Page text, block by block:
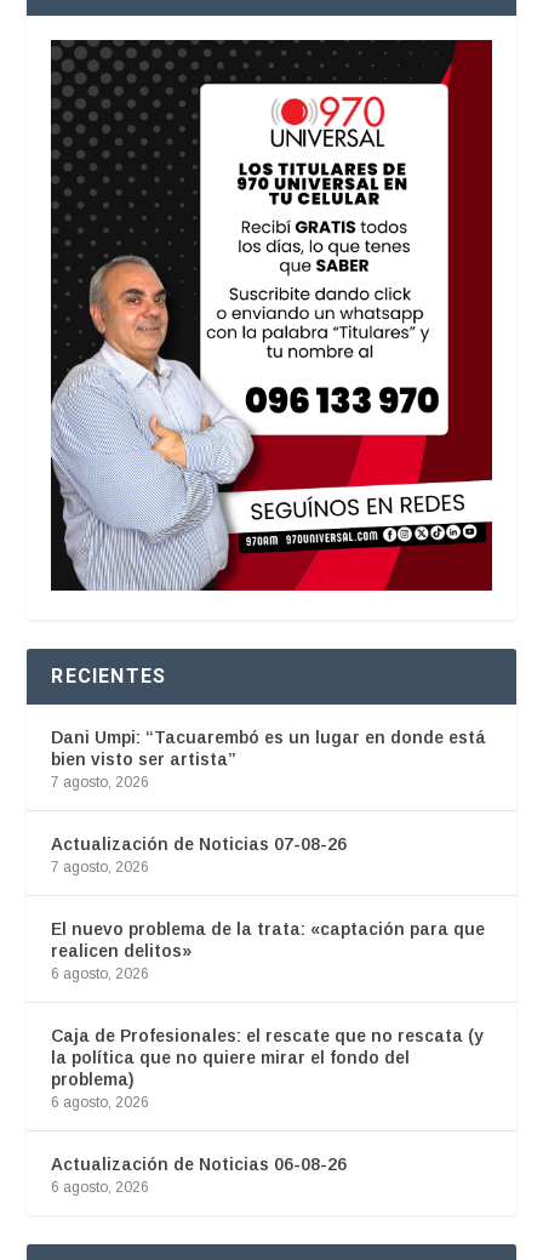
RECIENTES
Dani Umpi: “Tacuarembó es un lugar en donde está
bien visto ser artista”
7 agosto, 2026
Actualización de Noticias 07-08-26
7 agosto, 2026
El nuevo problema de la trata: «captación para que
realicen delitos»
6 agosto, 2026
Caja de Profesionales: el rescate que no rescata (y
la política que no quiere mirar el fondo del
problema)
6 agosto, 2026
Actualización de Noticias 06-08-26
6 agosto, 2026